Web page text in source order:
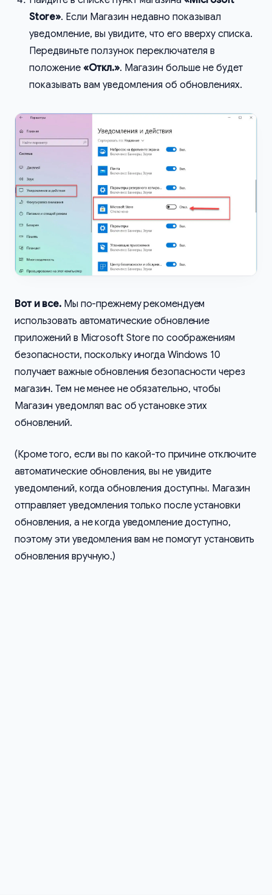
Store». Если Магазин недавно показывал
уведомление, вы увидите, что его вверху списка.
Передвиньте ползунок переключателя в
положение «Откл.». Магазин больше не будет
показывать вам уведомления об обновлениях.
Вот и все. Мы по-прежнему рекомендуем
использовать автоматические обновление
приложений в Microsoft Store по соображениям
безопасности, поскольку иногда Windows 10
получает важные обновления безопасности через
магазин. Тем не менее не обязательно, чтобы
Магазин уведомлял вас об установке этих
обновлений.
(Кроме того, если вы по какой-то причине отключите
автоматические обновления, вы не увидите
уведомлений, когда обновления доступны. Магазин
отправляет уведомления только после установки
обновления, а не когда уведомление доступно,
поэтому эти уведомления вам не помогут установить
обновления вручную.)